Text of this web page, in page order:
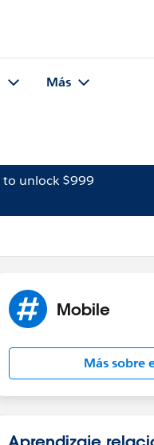
Más
unlock $999
Mobile
Más sobre